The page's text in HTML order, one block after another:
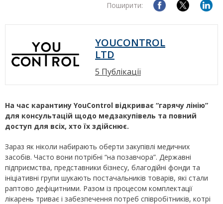
Поширити:
YOUCONTROL
LTD
5 Публікації
На час карантину YouControl відкриває “гарячу лінію”
для консультацій щодо медзакупівель та повний
доступ для всіх, хто їх здійснює.
Зараз як ніколи набирають оберти закупівлі медичних
засобів. Часто вони потрібні “на позавчора”. Державні
підприємства, представники бізнесу, благодійні фонди та
ініціативні групи шукають постачальників товарів, які стали
раптово дефіцитними. Разом із процесом комплектації
лікарень триває і забезпечення потреб співробітників, котрі